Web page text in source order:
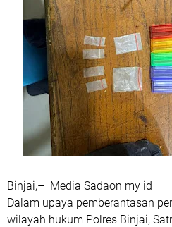
Binjai,– Media Sadaon my id
Dalam upaya pemberantasan
wilayah hukum Polres Binjai,